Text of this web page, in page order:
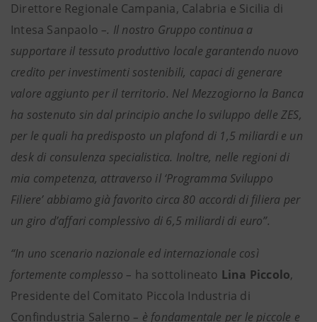
Direttore Regionale Campania, Calabria e Sicilia di
Intesa Sanpaolo –. Il nostro Gruppo continua a
supportare il tessuto produttivo locale garantendo nuovo
credito per investimenti sostenibili, capaci di generare
valore aggiunto per il territorio. Nel Mezzogiorno la Banca
ha sostenuto sin dal principio anche lo sviluppo delle ZES,
per le quali ha predisposto un plafond di 1,5 miliardi e un
desk di consulenza specialistica. Inoltre, nelle regioni di
mia competenza, attraverso il ‘Programma Sviluppo
Filiere’ abbiamo già favorito circa 80 accordi di filiera per
un giro d’affari complessivo di 6,5 miliardi di euro”.
“In uno scenario nazionale ed internazionale così
fortemente complesso – ha sottolineato Lina Piccolo,
Presidente del Comitato Piccola Industria di
Confindustria Salerno – è fondamentale per le piccole e